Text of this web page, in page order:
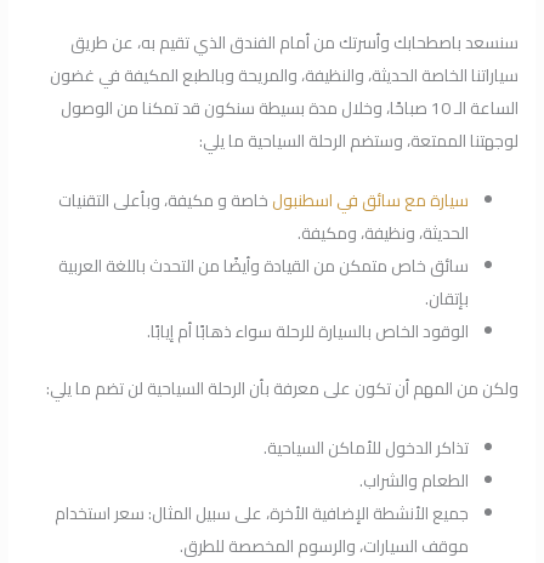
سنسعد باصطحابك وأسرتك من أمام الفندق الذي تقيم به، عن طريق
سياراتنا الخاصة الحديثة، والنظيفة، والمريحة وبالطبع المكيفة في غضون
الساعة الـ 10 صباحًا، وخلال مدة بسيطة سنكون قد تمكنا من الوصول
لوجهتنا الممتعة، وستضم الرحلة السياحية ما يلي:
سيارة مع سائق في اسطنبولخاصة و مكيفة، وبأعلى التقنيات
الحديثة، ونظيفة، ومكيفة.
سائق خاص متمكن من القيادة وأيضًا من التحدث باللغة العربية
بإتقان.
الوقود الخاص بالسيارة للرحلة سواء ذهابًا أم إيابًا.
ولكن من المهم أن تكون على معرفة بأن الرحلة السياحية لن تضم ما يلي:
تذاكر الدخول للأماكن السياحية.
الطعام والشراب.
جميع الأنشطة الإضافية الأخرة، على سبيل المثال: سعر استخدام
موقف السيارات، والرسوم المخصصة للطرق.